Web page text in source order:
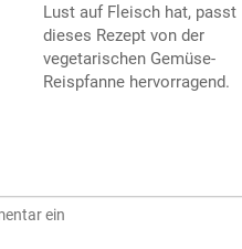
Lust auf Fleisch hat, passt
dieses Rezept von der
vegetarischen Gemüse-
Reispfanne hervorragend.